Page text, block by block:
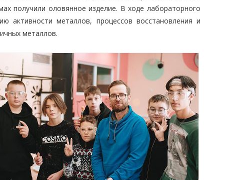
получили оловянное изделие. В ходе лабораторного
активности металлов, процессов восстановления и
металлов.